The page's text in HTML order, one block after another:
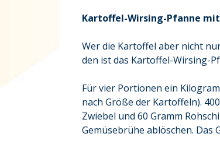
Kartoffel-Wirsing-Pfanne
Wer die Kartoffel aber nicht
den ist das Kartoffel-Wirsing-
Für vier Portionen ein
nach Größe der Kartoffeln).
Zwiebel und 60 Gramm
Gemüsebrühe ablöschen. Das